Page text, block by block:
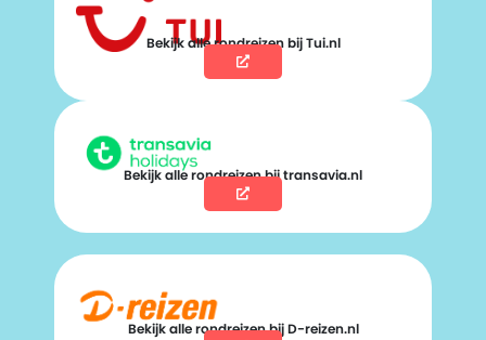
Bekijk alle rondreizen bij Tui.nl
Bekijk alle rondreizen bij transavia.nl
Bekijk alle rondreizen bij D-reizen.nl